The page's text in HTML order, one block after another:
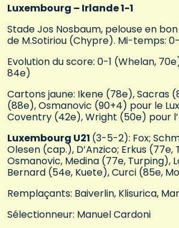
Luxembourg – Irlande 1-1
Stade Jos Nosbaum, pelouse en
de M.Sotiriou (Chypre). Mi-temps:
Evolution du score: 0-1 (Whelan,
84e)
Cartons jaune: Ikene (78e), Sacras
(88e), Osmanovic (90+4) pour le
Coventry (42e), Wright (50e) pour
Luxembourg U21 (3-5-2): Fox;
Olesen (cap.), D’Anzico; Erkus (77e,
Osmanovic, Medina (77e, Turping),
Bernard (54e, Kuete), Curci (85e,
Remplaçants: Baiverlin, Klisurica,
Sélectionneur: Manuel Cardoni